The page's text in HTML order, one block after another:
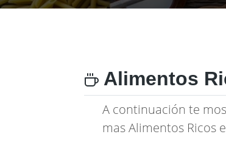
Alimentos
A continuación te
mas Alimentos Ricos